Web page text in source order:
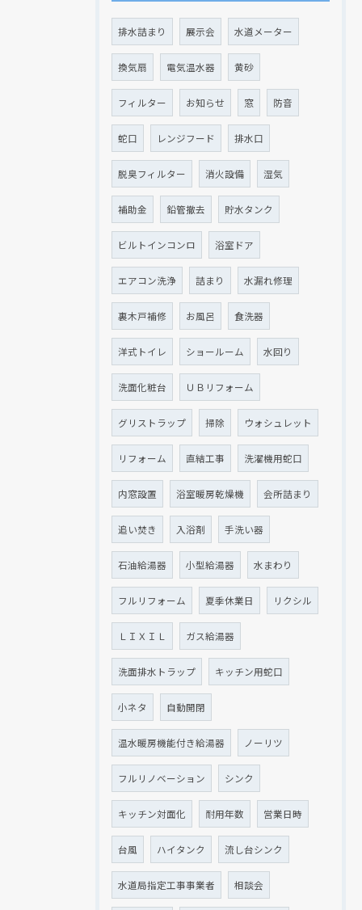
排水詰まり 展示会 水道メーター
換気扇 電気温水器 黄砂
フィルター お知らせ 窓 防音
蛇口 レンジフード 排水口
脱臭フィルター 消火設備 湿気
補助金 鉛管撤去 貯水タンク
ビルトインコンロ 浴室ドア
エアコン洗浄 詰まり 水漏れ修理
裏木戸補修 お風呂 食洗器
洋式トイレ ショールーム 水回り
洗面化粧台 ＵＢリフォーム
グリストラップ 掃除 ウォシュレット
リフォーム 直結工事 洗濯機用蛇口
内窓設置 浴室暖房乾燥機 会所詰まり
追い焚き 入浴剤 手洗い器
石油給湯器 小型給湯器 水まわり
フルリフォーム 夏季休業日 リクシル
ＬＩＸＩＬ ガス給湯器
洗面排水トラップ キッチン用蛇口
小ネタ 自動開閉
温水暖房機能付き給湯器 ノーリツ
フルリノベーション シンク
キッチン対面化 耐用年数 営業日時
台風 ハイタンク 流し台シンク
水道局指定工事事業者 相談会